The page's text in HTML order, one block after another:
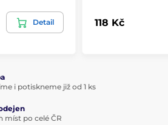
Detail 118 Kč
i potiskneme již od 1 ks
míst po celé ČR